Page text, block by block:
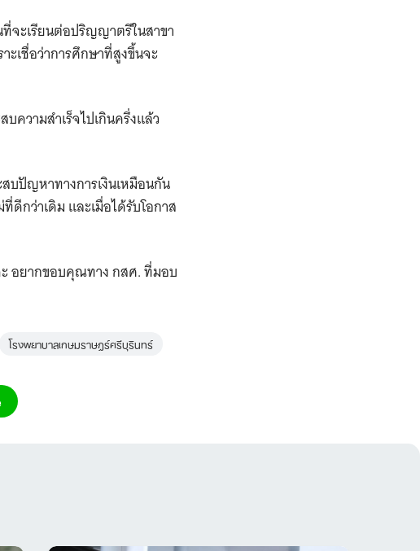
จะเรียนต่อปริญญาตรีในสาขา
ะเชื่อว่าการศึกษาที่สูงขึ้นจะ
ความสำเร็จไปเกินครึ่งแล้ว
สบปัญหาทางการเงินเหมือนกัน
กว่าเดิม และเมื่อได้รับโอกาส
อยากขอบคุณทาง กสศ. ที่มอบ
โรงพยาบาลเกษมราษฎร์ศรีบุรินทร์